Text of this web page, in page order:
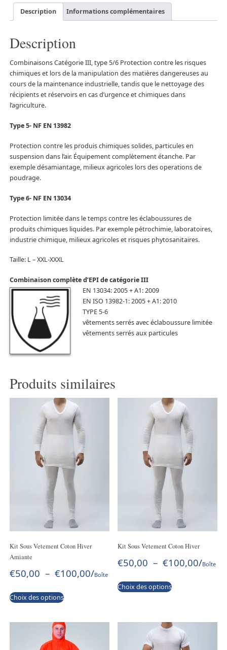
Description Informations complémentaires
Description
Combinaisons Catégorie III, type 5/6 Protection contre les risques
chimiques et lors de la manipulation des matières dangereuses au
cours de la maintenance industrielle, tandis que le nettoyage des
récipients et réservoirs en cas d’urgence et chimiques dans
l’agriculture.
Type 5- NF EN 13982
Protection contre les produis chimiques solides, particules en
suspension dans l’air. Équipement complètement étanche. Par
exemple désamiantage, milieux agricoles lors des operations de
poudrage.
Type 6- NF EN 13034
Protection limitée dans le temps contre les éclaboussures de
produits chimiques liquides. Par exemple pétrochimie, laboratoires,
industrie chimique, milieux agricoles et risques phytosanitaires.
Taille: L – XXL-XXXL
Combinaison complète d’EPI de catégorie III
EN 13034: 2005 + A1: 2009
EN ISO 13982-1: 2005 + A1: 2010
TYPE 5-6
vêtements serrés avec éclaboussure limitée
vêtements serrés aux particules
Produits similaires
Kit Sous Vetement Coton Hiver
Amiante
€50,00 – €100,00/Boîte
Choix des options
Kit Sous Vetement Coton Hiver
€50,00 – €100,00/Boîte
Choix des options